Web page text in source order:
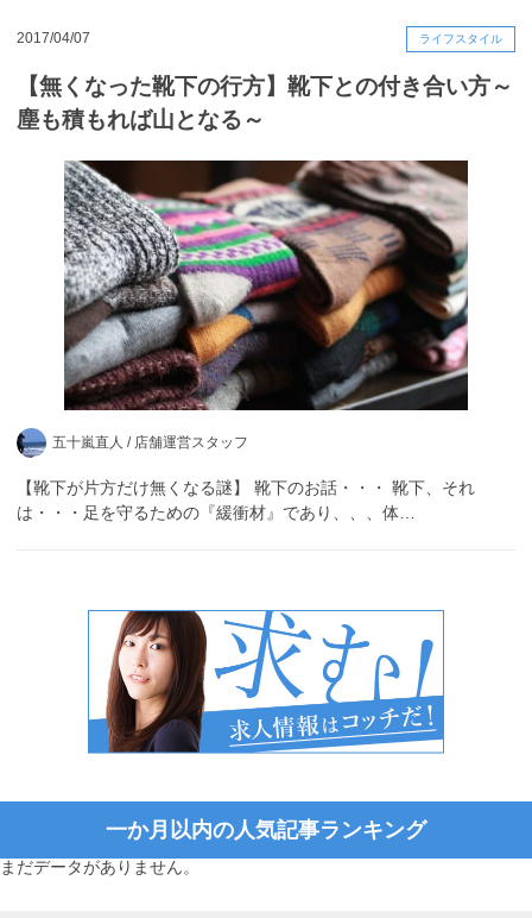
2017/04/07 ライフスタイル
【無くなった靴下の行方】靴下との付き合い方～
塵も積もれば山となる～
五十嵐直人 / 店舗運営スタッフ
【靴下が片方だけ無くなる謎】 靴下のお話・・・ 靴下、それ
は・・・足を守るための『緩衝材』であり、、、体…
一か月以内の人気記事ランキング
まだデータがありません。